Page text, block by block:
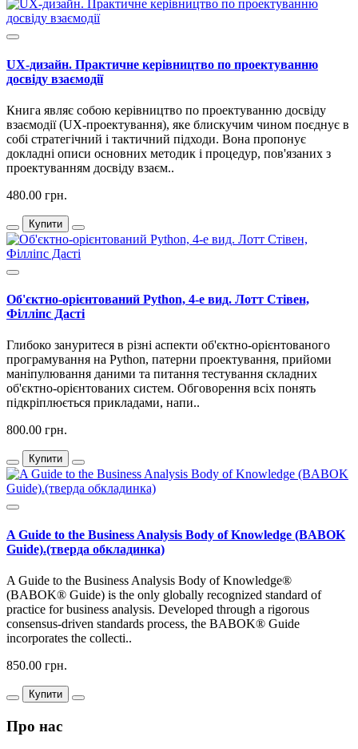
UX-дизайн. Практичне керівництво по проектуванню
досвіду взаємодії
Книга являє собою керівництво по проектуванню досвіду
взаємодії (UX-проектування), яке блискучим чином поєднує в
собі стратегічний і тактичний підходи. Вона пропонує
докладні описи основних методик і процедур, пов'язаних з
проектуванням досвіду взаєм..
480.00 грн.
Купити
Об'єктно-орієнтований Python, 4-е вид. Лотт Стівен,
Філліпс Дасті
Глибоко зануритеся в різні аспекти об'єктно-орієнтованого
програмування на Python, патерни проектування, прийоми
маніпулювання даними та питання тестування складних
об'єктно-орієнтованих систем. Обговорення всіх понять
підкріплюється прикладами, напи..
800.00 грн.
Купити
A Guide to the Business Analysis Body of Knowledge (BABOK
Guide).(тверда обкладинка)
A Guide to the Business Analysis Body of Knowledge®
(BABOK® Guide) is the only globally recognized standard of
practice for business analysis. Developed through a rigorous
consensus-driven standards process, the BABOK® Guide
incorporates the collecti..
850.00 грн.
Купити
Про нас